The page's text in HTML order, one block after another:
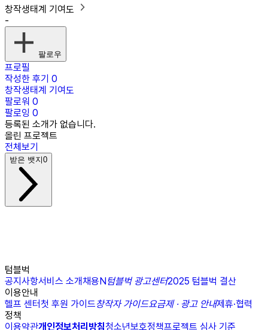
창작생태계 기여도
-
팔로우
프로필
작성한 후기 0
창작생태계 기여도
팔로워 0
팔로잉 0
등록된 소개가 없습니다.
올린 프로젝트
전체보기
받은 뱃지0
텀블벅
공지사항서비스 소개채용N텀블벅 광고센터2025 텀블벅 결산
이용안내
헬프 센터첫 후원 가이드창작자 가이드요금제 · 광고 안내제휴·협력
정책
이용약관개인정보처리방침청소년보호정책프로젝트 심사 기준